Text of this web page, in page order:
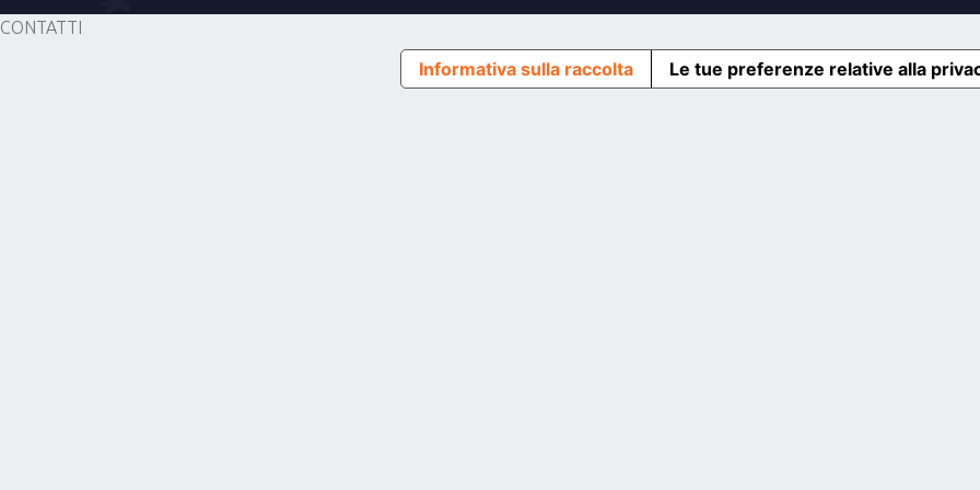
CONTATTI
Informativa sulla raccolta Le tue preferenze relative alla